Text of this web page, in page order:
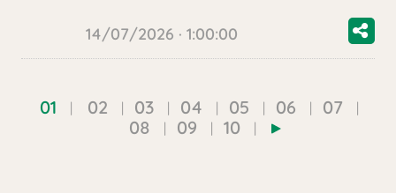
14/07/2026 · 1:00:00
01 02 03 04 05 06
07
08
09 10